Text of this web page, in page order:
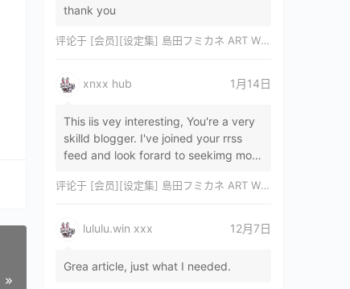
thank you
评论于 [会员][设定集] 島田フミカネ ART WORKS EXTRA Luminous Witches[DL]
xnxx hub 1月14日
This iis vey interesting, You're a very
skilld blogger. I've joined your rrss
feed and look forard to seekimg mor
评论于 [会员][设定集] 島田フミカネ ART WORKS EXTRA Luminous Witches[DL]
lululu.win xxx 12月7日
Grea article, just what I needed.